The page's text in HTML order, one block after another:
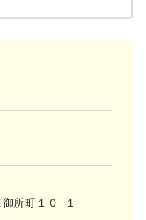
所町１０−１